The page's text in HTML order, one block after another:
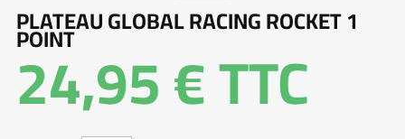
PLATEAU GLOBAL RACING ROCKET 1
POINT
24,95 €TTC